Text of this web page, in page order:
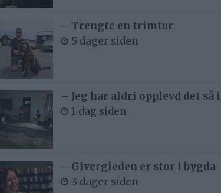
– Trengte en trimtur
5 dager siden
– Jeg har aldri opplevd det så
1 dag siden
– Givergleden er stor i bygda
3 dager siden